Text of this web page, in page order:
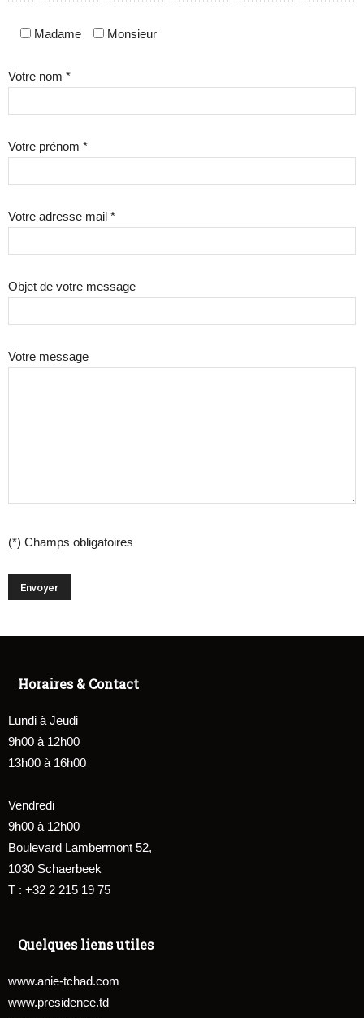
Madame Monsieur
Votre nom *
Votre prénom *
Votre adresse mail *
Objet de votre message
Votre message
(*) Champs obligatoires
Horaires & Contact
Lundi à Jeudi
9h00 à 12h00
13h00 à 16h00
Vendredi
9h00 à 12h00
Boulevard Lambermont 52,
1030 Schaerbeek
T : +32 2 215 19 75
Quelques liens utiles
www.anie-tchad.com
www.presidence.td